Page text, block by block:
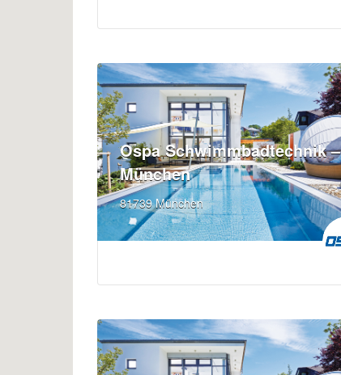
Ospa Schwimmbadtechnik –
München
81739 München